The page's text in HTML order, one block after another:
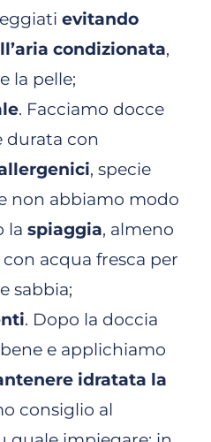
evitando
condizionata,
la pelle;
. Facciamo docce
durata con
, specie
non abbiamo modo
la spiaggia, almeno
con acqua fresca per
sabbia;
. Dopo la doccia
e applichiamo
idratata la
consiglio al